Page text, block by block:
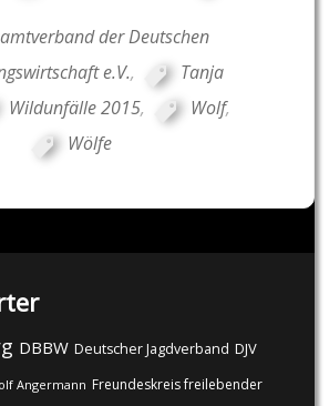
der Deutschen
e.V.,
Tanja
Wildunfälle 2015, Wolf,
Wölfe
DBBW Deutscher Jagdverband DJV
Angermann Freundeskreis freilebender